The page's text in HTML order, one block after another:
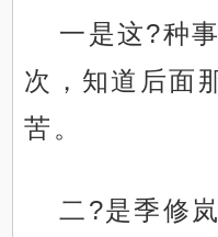
一是这?种
次，知道后面
苦。
二?是季修